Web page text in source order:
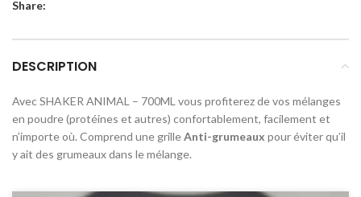
Share:
DESCRIPTION
Avec SHAKER ANIMAL – 700ML vous profiterez de vos mélanges
en poudre (protéines et autres) confortablement, facilement et
n’importe où. Comprend une grilleAnti-grumeaux pour éviter qu’il
y ait des grumeaux dans le mélange.